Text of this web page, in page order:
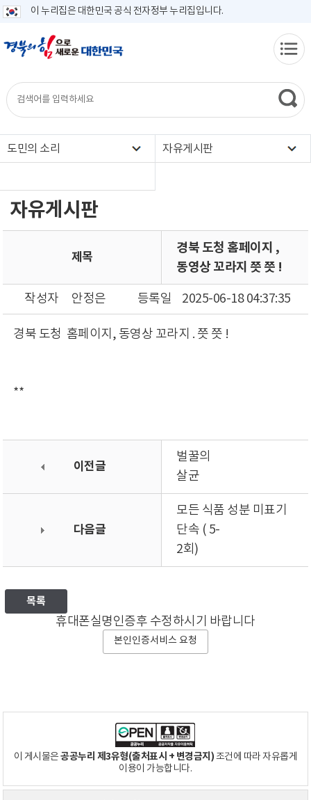
이 누리집은 대한민국 공식 전자정부 누리집입니다.
도민의 소리 자유게시판
자유게시판
제목
경북 도청 홈페이지 ,
동영상 꼬라지 쯧 쯧 !
등록일 2025-06-18 04:37:35
작성자 안정은
경북 도청 홈페이지, 동영상 꼬라지 . 쯧 쯧 !
**
이전글
벌꿀의
살균
다음글
모든 식품 성분 미표기
단속 ( 5-
2회)
목록
휴대폰실명인증후 수정하시기 바랍니다
본인인증서비스 요청
이 게시물은공공누리 제3유형(출처표시 + 변경금지)조건에 따라 자유롭게
이용이 가능합니다.